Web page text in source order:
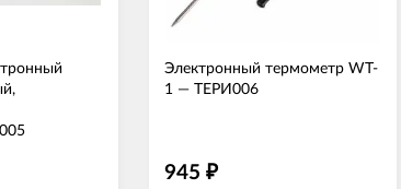
Электронный термометр WT-
1
— ТЕРИ006
945 ₽